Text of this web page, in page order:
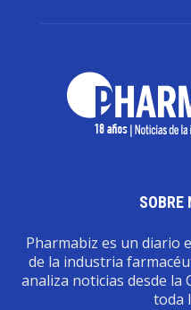
SOBRE
Pharmabiz es un diario
de la industria
analiza noticias desde la
toda